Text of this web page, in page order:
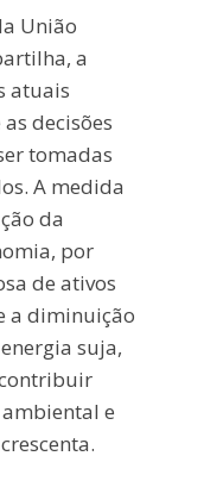
União
a
atuais
decisões
tomadas
A medida
da
por
de ativos
a diminuição
suja,
e